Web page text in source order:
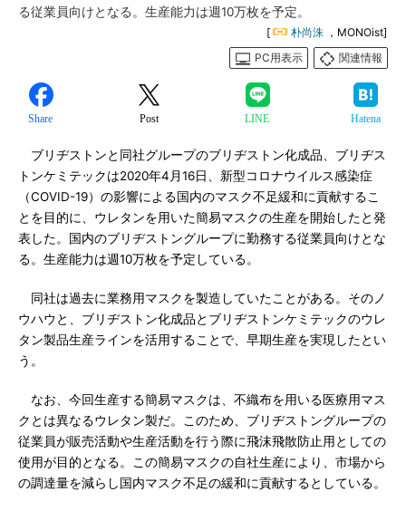
る従業員向けとなる。生産能力は週10万枚を予定。
[ 朴尚洙 ，MONOist]
PC用表示
関連情報
Share Post LINE Hatena
ブリヂストンと同社グループのブリヂストン化成品、ブリヂス
トンケミテックは2020年4月16日、新型コロナウイルス感染症
（COVID-19）の影響による国内のマスク不足緩和に貢献するこ
とを目的に、ウレタンを用いた簡易マスクの生産を開始したと発
表した。国内のブリヂストングループに勤務する従業員向けとな
る。生産能力は週10万枚を予定している。
同社は過去に業務用マスクを製造していたことがある。そのノ
ウハウと、ブリヂストン化成品とブリヂストンケミテックのウレ
タン製品生産ラインを活用することで、早期生産を実現したとい
う。
なお、今回生産する簡易マスクは、不織布を用いる医療用マス
クとは異なるウレタン製だ。このため、ブリヂストングループの
従業員が販売活動や生産活動を行う際に飛沫飛散防止用としての
使用が目的となる。この簡易マスクの自社生産により、市場から
の調達量を減らし国内マスク不足の緩和に貢献するとしている。